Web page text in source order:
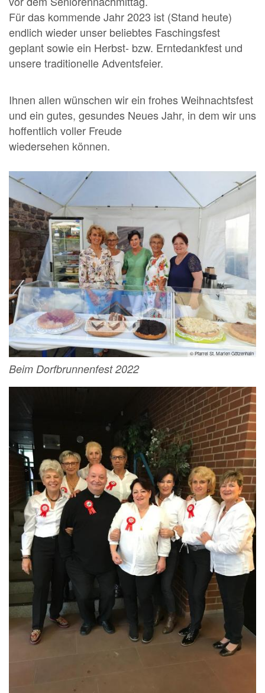
Für das kommende Jahr 2023 ist (Stand heute)
endlich wieder unser beliebtes Faschingsfest
geplant sowie ein Herbst- bzw. Erntedankfest und
unsere traditionelle Adventsfeier.
Ihnen allen wünschen wir ein frohes Weihnachtsfest
und ein gutes, gesundes Neues Jahr, in dem wir uns
hoffentlich voller Freude
wiedersehen können.
© Pfarrei St. Marien Götzenhain
Beim Dorfbrunnenfest 2022